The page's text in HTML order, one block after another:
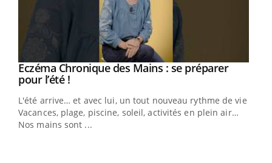
Youtube
Eczéma Chronique des Mains : se préparer
pour l’été !Youtube
L'été arrive… et avec lui, un tout nouveau rythme de vie !
Vacances, plage, piscine, soleil, activités en plein air…
Nos mains sont ...